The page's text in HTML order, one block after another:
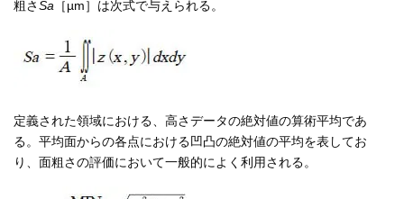
粗さSa ［µm］は次式で与えられる。
定義された領域における、高さデータの絶対値の算術平均であ
る。平均面からの各点における凹凸の絶対値の平均を表してお
り、面粗さの評価において一般的によく利用される。